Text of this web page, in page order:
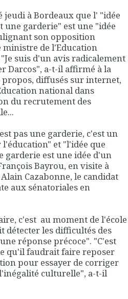
jeudi à Bordeaux que l' "idée
une garderie" est une "idée
son opposition
ministre de l'Education
suis d'un avis radicalement
Darcos", a-t-il affirmé à la
propos, diffusés sur internet,
national dans
du recrutement des
pas une garderie, c'est un
" et "l'idée que
garderie est une idée d'un
Bayrou, en visite à
Cazabonne, le candidat
aux sénatoriales en
c'est au moment de l'école
détecter les difficultés des
réponse précoce". "C'est
qu'il faudrait faire reposer
pour essayer de corriger
culturelle", a-t-il